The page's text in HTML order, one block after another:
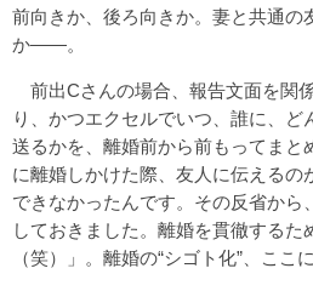
前向きか、後ろ向きか。妻と共通の
か――。
前出Cさんの場合、報告文面を関
り、かつエクセルでいつ、誰に、
送るかを、離婚前から前もってまと
に離婚しかけた際、友人に伝えるの
できなかったんです。その反省から
しておきました。離婚を貫徹するた
（笑）」。離婚の“シゴト化”、ここ